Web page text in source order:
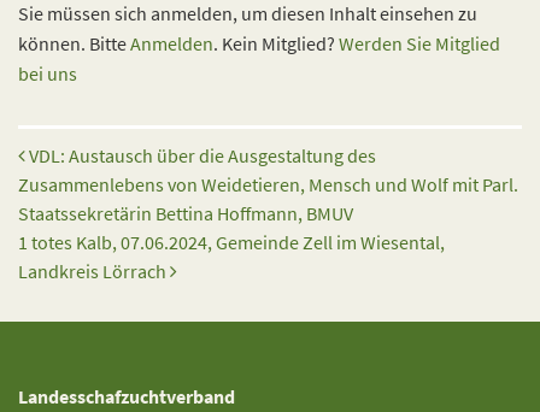
Sie müssen sich anmelden, um diesen Inhalt einsehen zu
können. BitteAnmelden. Kein Mitglied? Werden Sie Mitglied
bei uns
Beitrags-Navigation
VDL: Austausch über die Ausgestaltung des
Zusammenlebens von Weidetieren, Mensch und Wolf mit Parl.
Staatssekretärin Bettina Hoffmann, BMUV
1 totes Kalb, 07.06.2024, Gemeinde Zell im Wiesental,
Landkreis Lörrach
Landesschafzuchtverband